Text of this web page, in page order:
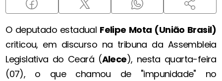
O deputado estadual Felipe Mota (União Brasil)
criticou, em discurso na tribuna da Assembleia
Legislativa do Ceará (Alece), nesta quarta-feira
(07), o que chamou de "impunidade" no